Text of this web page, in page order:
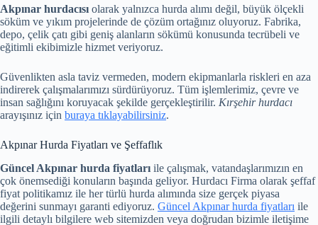
Akpınar hurdacısı olarak yalnızca hurda alımı değil, büyük ölçekli
söküm ve yıkım projelerinde de çözüm ortağınız oluyoruz. Fabrika,
depo, çelik çatı gibi geniş alanların sökümü konusunda tecrübeli ve
eğitimli ekibimizle hizmet veriyoruz.
Güvenlikten asla taviz vermeden, modern ekipmanlarla riskleri en aza
indirerek çalışmalarımızı sürdürüyoruz. Tüm işlemlerimiz, çevre ve
insan sağlığını koruyacak şekilde gerçekleştirilir. Kırşehir hurdacı
arayışınız için buraya tıklayabilirsiniz.
Akpınar Hurda Fiyatları ve Şeffaflık
Güncel Akpınar hurda fiyatları ile çalışmak, vatandaşlarımızın en
çok önemsediği konuların başında geliyor. Hurdacı Firma olarak şeffaf
fiyat politikamız ile her türlü hurda alımında size gerçek piyasa
değerini sunmayı garanti ediyoruz. Güncel Akpınar hurda fiyatları ile
ilgili detaylı bilgilere web sitemizden veya doğrudan bizimle iletişime